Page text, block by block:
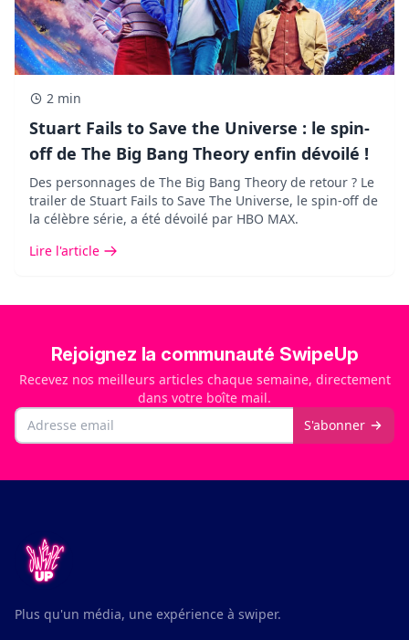
2 min
Stuart Fails to Save the Universe : le spin-
off de The Big Bang Theory enfin dévoilé !
Des personnages de The Big Bang Theory de retour ? Le
trailer de Stuart Fails to Save The Universe, le spin-off de
la célèbre série, a été dévoilé par HBO MAX.
Lire l'article
Rejoignez la communauté SwipeUp
Recevez nos meilleurs articles chaque semaine, directement
dans votre boîte mail.
Email S'abonner
Plus qu'un média, une expérience à swiper.